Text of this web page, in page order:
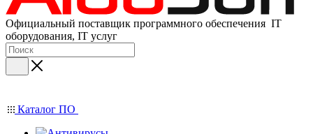
Официальный поставщик программного обеспечения IT
оборудования, IT услуг
Каталог ПО